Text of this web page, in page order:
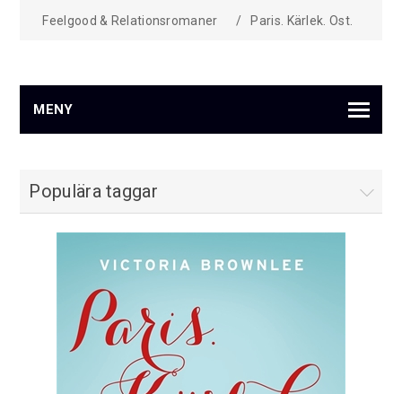
Feelgood & Relationsromaner / Paris. Kärlek. Ost.
MENY
Populära taggar